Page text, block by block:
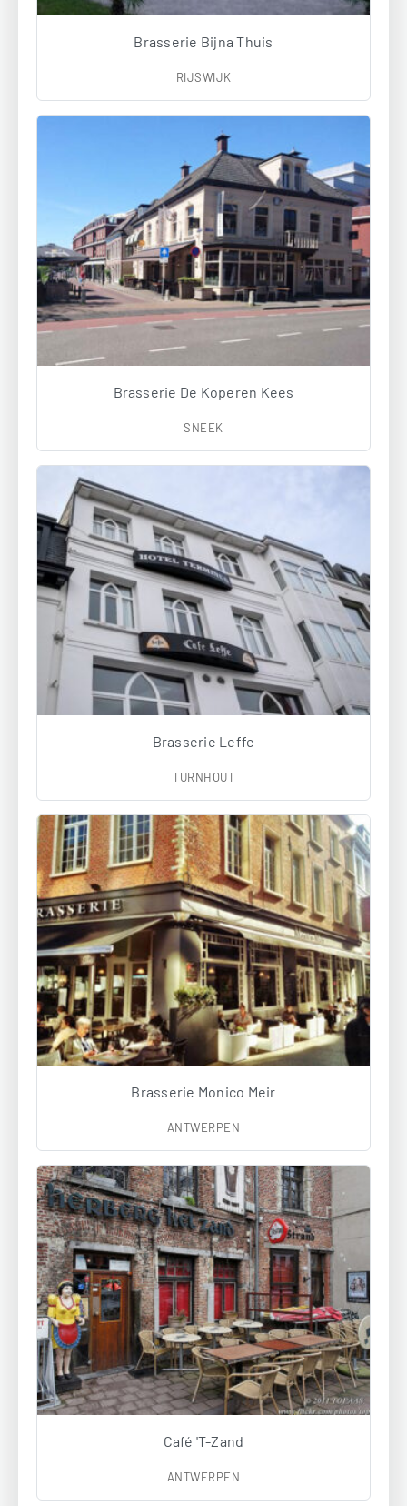
Brasserie Bijna Thuis
RIJSWIJK
Brasserie De Koperen Kees
SNEEK
Brasserie Leffe
TURNHOUT
Brasserie Monico Meir
ANTWERPEN
Café 'T-Zand
ANTWERPEN